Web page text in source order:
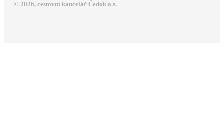
© 2026, cestovní kancelář Čedok a.s.